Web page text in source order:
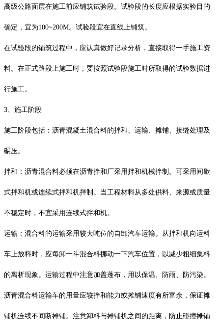
高级公路面层在施工前应铺筑试验段。试验段的长度应根据实验目的
确定，宜为100~200M。试验段宜在直线上铺筑。
在试验段的铺筑过程中，应认真做好记录分析，直接取得一手施工资
料。在正式路段上施工时，要按照试验段施工时所取得的试验数据进
行施工。
3、施工阶段
施工阶段包括：沥青混凝土混合料的拌和、运输、摊铺、接缝处理及
碾压。
拌和：沥青混合料必须在沥青拌和厂采用拌和机械拌制。可采用间歇
式拌和机或连续式拌和机拌制。当工程材料从多处供料、来源或质量
不稳定时，不宜采用连续式拌和机。
运输：混合料的运输采用较大吨位的自卸汽车运输。从拌和机向运料
车上放料时，应每卸一斗混合料挪动一下汽车位置，以减少粗细集料
的离析现象。运输过程中注意加盖蓬布，用以保温、防雨、防污染。
沥青混合料运输车的用量应较拌和能力或摊铺速度有所富余，保证摊
铺机连续不间断摊铺。注意卸料与摊铺机之间的距离，防止碰撞摊铺